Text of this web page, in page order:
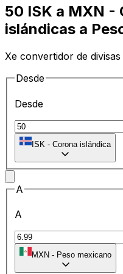
50 ISK a MXN -
islándicas a
Xe convertidor de divisas
Desde
Desde
ISK - Corona islándica
A
A
MXN - Peso mexicano